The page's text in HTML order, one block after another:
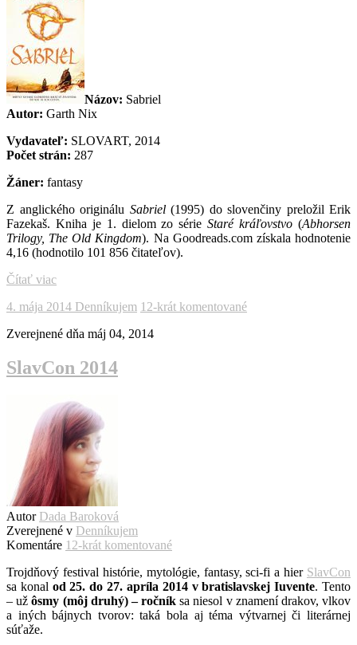
Názov: Sabriel
Autor: Garth Nix
Vydavateľ: SLOVART, 2014
Počet strán: 287
Žáner: fantasy
Z anglického originálu Sabriel(1995) do slovenčiny preložil Erik
Fazekaš. Kniha je 1. dielom zo sérieStaré kráľovstvo (Abhorsen
Trilogy, The Old Kingdom). Na Goodreads.com získala hodnotenie
4,16 (hodnotilo 101 856 čitateľov).
Čítať viac
4. mája 2014 Denníkujem 12-krát komentované
Zverejnené dňa máj 04, 2014
SlavCon 2014
Autor Dada Baroková
Zverejnené v Denníkujem
Komentáre 12-krát komentované
Trojdňový festival histórie, mytológie, fantasy, sci-fi a hier SlavCon
sa konal od 25. do 27. apríla 2014 v bratislavskej Iuvente. Tento
– už ôsmy (môj druhý) – ročník sa niesol v znamení drakov, vlkov
a iných bájnych tvorov: taká bola aj téma výtvarnej či literárnej
súťaže.